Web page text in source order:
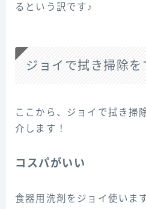
るという訳です♪
ジョイで拭き掃除を
ここから、ジョイで拭き掃
介します！
コスパがいい
食器用洗剤をジョイ使いま